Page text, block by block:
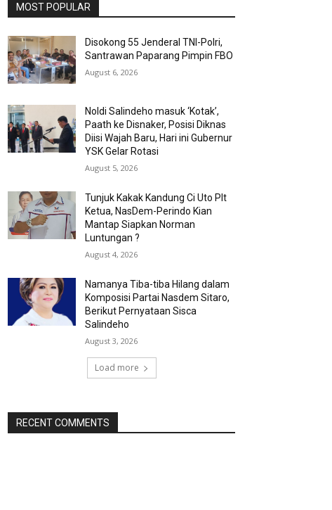
MOST POPULAR
Disokong 55 Jenderal TNI-Polri,
Santrawan Paparang Pimpin FBO
August 6, 2026
Noldi Salindeho masuk ‘Kotak’,
Paath ke Disnaker, Posisi Diknas
Diisi Wajah Baru, Hari ini Gubernur
YSK Gelar Rotasi
August 5, 2026
Tunjuk Kakak Kandung Ci Uto Plt
Ketua, NasDem-Perindo Kian
Mantap Siapkan Norman
Luntungan ?
August 4, 2026
Namanya Tiba-tiba Hilang dalam
Komposisi Partai Nasdem Sitaro,
Berikut Pernyataan Sisca
Salindeho
August 3, 2026
Load more
RECENT COMMENTS